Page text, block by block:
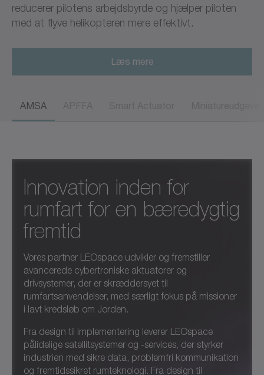
reducerer pilotens arbejdsbyrde og hjælper piloten
med at flyve helikopteren mere effektivt.
Læs mere
AMSA
Innovation inden for
rumfart for en bæredygtig
fremtid
Vores partner LEOspace udvikler og fremstiller
avancerede cybertroniske aktuatorer og
drivsystemer, der er skræddersyet til
rumfartsanvendelser, med særligt fokus på missioner
i lavt kredsløb om Jorden.
Fra design til implementering leverer LEOspace
pålidelige satellitsystemer og -services, der styrker
industrien med sikre data, problemfri kommunikation
og fremtidssikret rumteknologi. Fra design til